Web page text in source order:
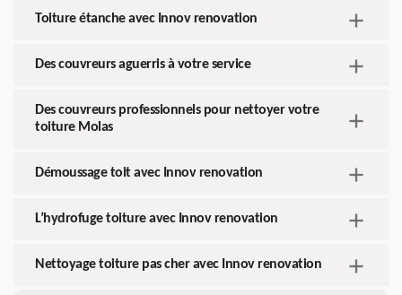
Toiture étanche avec Innov renovation
Des couvreurs aguerris à votre service
Des couvreurs professionnels pour nettoyer votre
toiture Molas
Démoussage toit avec Innov renovation
L’hydrofuge toiture avec Innov renovation
Nettoyage toiture pas cher avec Innov renovation